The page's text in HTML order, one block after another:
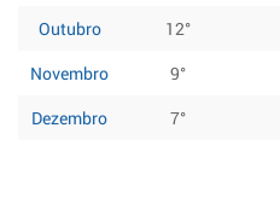
Outubro
12°
Novembro
9°
Dezembro
7°